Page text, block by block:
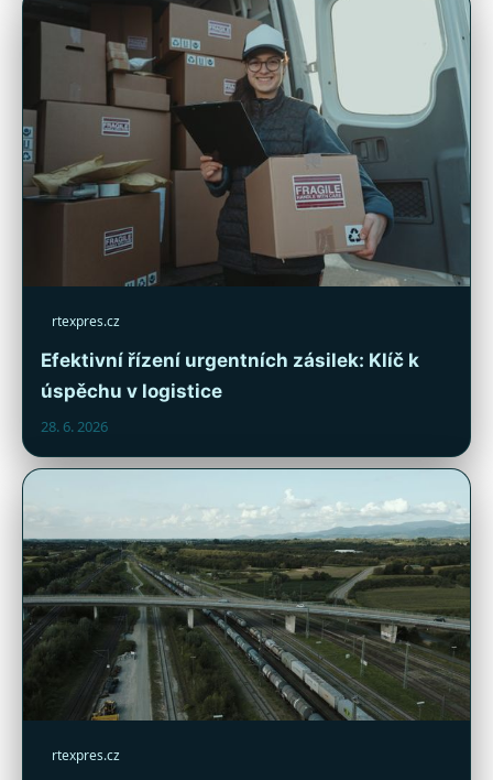
rtexpres.cz
Efektivní řízení urgentních zásilek: Klíč k
úspěchu v logistice
28. 6. 2026
rtexpres.cz